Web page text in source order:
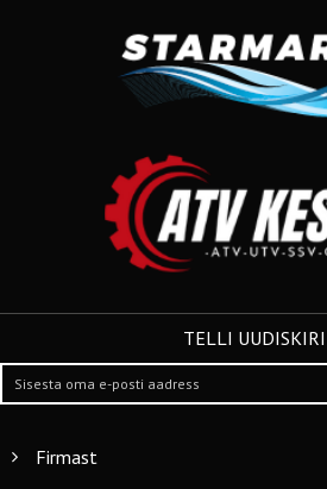
TELLI UUDISKIRI
Firmast